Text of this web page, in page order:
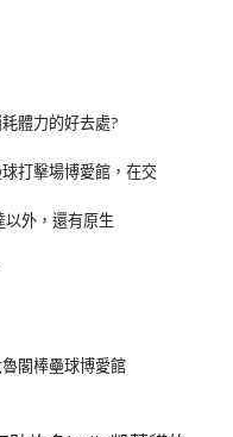
體力的好去處?
打擊場博愛館 ，在交
外，還有原生
閣棒壘球博愛館